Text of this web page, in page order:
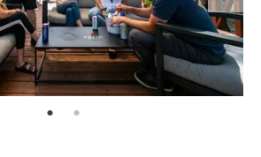
page: 1 page: 2